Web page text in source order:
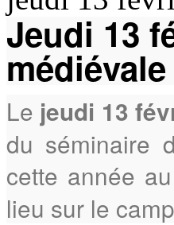
Jeudi 13
Le jeudi 13
du séminaire
cette année au
lieu sur le